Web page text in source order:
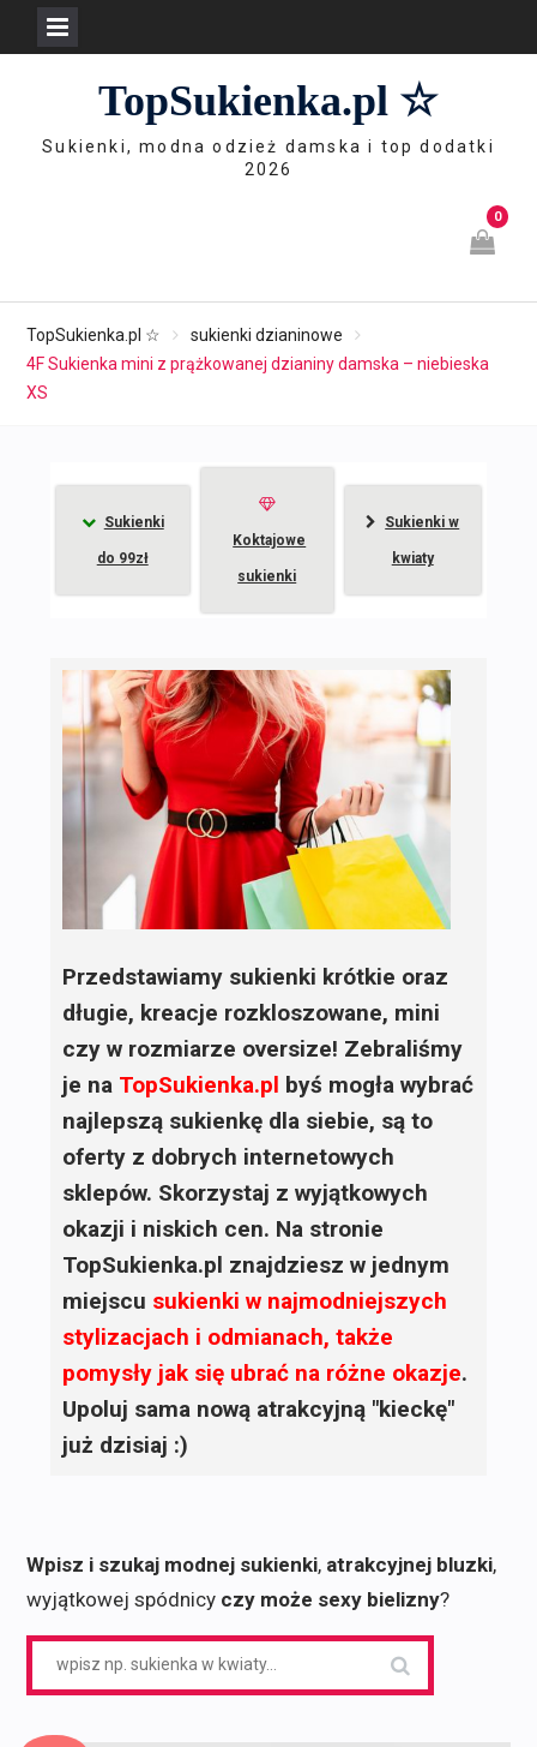
TopSukienka.pl ☆
Sukienki, modna odzież damska i top dodatki
2026
0
TopSukienka.pl ☆
sukienki dzianinowe
4F Sukienka mini z prążkowanej dzianiny damska – niebieska
XS
Sukienki
do 99zł
Koktajowe
sukienki
Sukienki w
kwiaty
Przedstawiamy sukienki krótkie oraz
długie, kreacje rozkloszowane, mini
czy w rozmiarze oversize! Zebraliśmy
je na TopSukienka.pl byś mogła wybrać
najlepszą sukienkę dla siebie, są to
oferty z dobrych internetowych
sklepów. Skorzystaj z wyjątkowych
okazji i niskich cen. Na stronie
TopSukienka.pl znajdziesz w jednym
miejscu sukienki w najmodniejszych
stylizacjach i odmianach, także
pomysły jak się ubrać na różne okazje.
Upoluj sama nową atrakcyjną "kieckę"
już dzisiaj :)
Wpisz i szukaj modnej sukienki, atrakcyjnej bluzki,
wyjątkowej spódnicy czy może sexy bielizny?